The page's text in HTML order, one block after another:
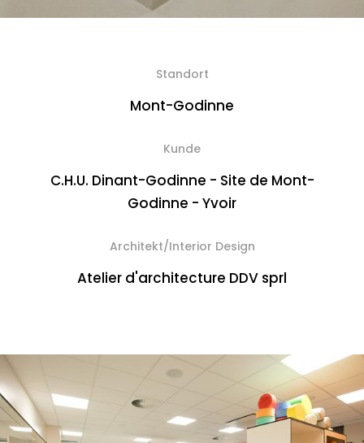
Standort
Mont-Godinne
Kunde
C.H.U. Dinant-Godinne - Site de Mont-
Godinne - Yvoir
Architekt/Interior Design
Atelier d'architecture DDV sprl